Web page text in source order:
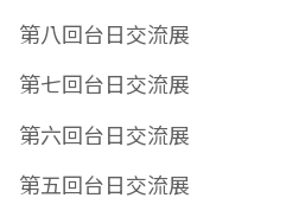
第八回台日交流展
第七回台日交流展
第六回台日交流展
第五回台日交流展